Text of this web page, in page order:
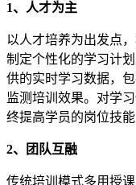
1、人才为主
以人才培养为出发点
制定个性化的学习计
供的实时学习数据，
监测培训效果。对学
终提高学员的岗位技
2、团队互融
传统培训模式多用授